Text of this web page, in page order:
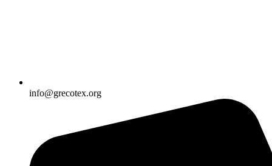
info@grecotex.org